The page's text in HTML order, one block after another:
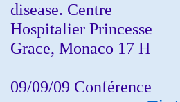
disease. Centre
Hospitalier Princesse
Grace, Monaco 17 H
09/09/09 Conférence